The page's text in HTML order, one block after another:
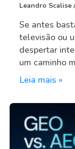
Leandro Scalise
Se antes
televisão ou
despertar
um caminho
Leia mais »